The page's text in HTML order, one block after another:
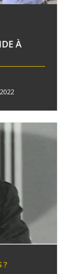
À
?